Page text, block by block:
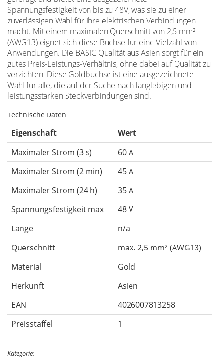
Spannungsfestigkeit von bis zu 48V, was sie zu einer
zuverlässigen Wahl für Ihre elektrischen Verbindungen
macht. Mit einem maximalen Querschnitt von 2,5 mm²
(AWG13) eignet sich diese Buchse für eine Vielzahl von
Anwendungen. Die BASIC Qualität aus Asien sorgt für ein
gutes Preis-Leistungs-Verhältnis, ohne dabei auf Qualität zu
verzichten. Diese Goldbuchse ist eine ausgezeichnete
Wahl für alle, die auf der Suche nach langlebigen und
leistungsstarken Steckverbindungen sind.
Technische Daten
Eigenschaft
Wert
Maximaler Strom (3 s)
60 A
Maximaler Strom (2 min)
45 A
Maximaler Strom (24 h)
35 A
Spannungsfestigkeit max
48 V
Länge
n/a
Querschnitt
max. 2,5 mm² (AWG13)
Material
Gold
Herkunft
Asien
EAN
4026007813258
Preisstaffel
1
Kategorie: